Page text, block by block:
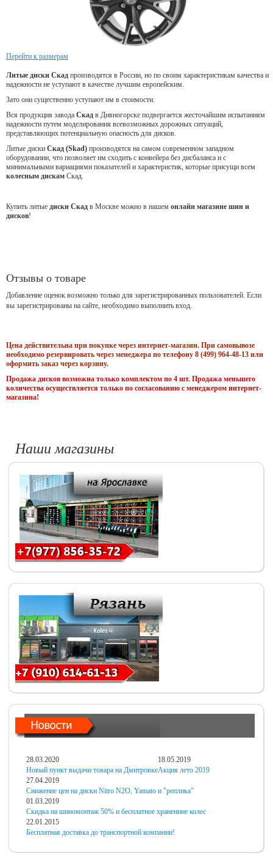
Перейти к размерам
Литые диски Скад производятся в России, но по своим характеристикам качества и
надежности не уступают в качестве лучшим европейским.
Зато они существенно уступают им в стоимости.
Вся продукция завода Скад в Дивногорске подвергается жесточайшим испытаниям
надежности путем моделирования всевозможных дорожных ситуаций,
представляющих потенциальную опасность для дисков.
Литые диски Скад (Skad) производятся на самом современном западном
оборудовании, что позволяет им сходить с конвейера без дисбаланса и с
минимальными вариациями показателей и характеристик, которые присущи всем
колесным дискам Скад.
Купить литые диски Скад в Москве можно в нашем онлайн магазине шин и
дисков!
Отзывы о товаре
Добавление оценок возможно только для зарегистрированных пользователей. Если
вы зарегистрированы на сайте, необходимо выполнить вход.
Цена действительна при покупке через интернет-магазин. При самовывозе
необходимо резервировать через менеджера по телефону 8 (499) 964-48-13 или
оформить заказ через корзину.
Продажа дисков возможна только комплектом по 4 шт. Продажа меньшего
количества осуществляется только по согласованию с менеджером интернет-
магазина!
Наши магазины
28.03.2020
Новый пункт выдачи товара на Дмитровке
18.05.2019
Акция лето 2019
27.04.2019
Снижение цен на диски Nitro N2O, Yamato и "реплика"
01.03.2019
Скидка на шиномонтаж 50% и бесплатное хранениие колес
22.01.2015
Бесплатная доставка до транспортной компании!